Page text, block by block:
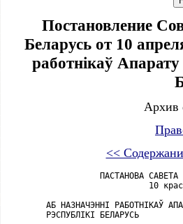
Постановление
Беларусь от 10
работнiкаў
Архив
<<
ПАСТАНОВА САВЕТА
10
АБ НАЗНАЧЭННI РАБОТНIКАЎ
РЭСПУБЛIКI БЕЛАРУСЬ